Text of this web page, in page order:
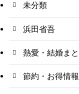
未分類
浜田省吾
熱愛・結婚ま
節約・お得情報